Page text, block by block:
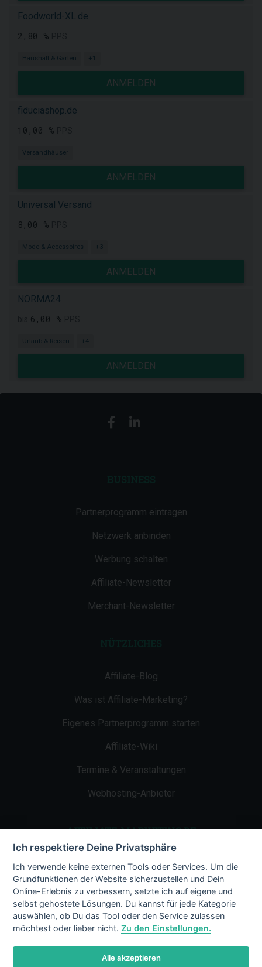
Foodworld-XL.de
2,80 %
Haushalt & Garten +1
ANMELDEN
fiduciashop.de
10,00 %
Versandhäuser
ANMELDEN
Universal Versand
8,00 %
Mode & Accessoires +3
ANMELDEN
NORMA24
6,00 %
Urlaub & Reisen +4
ANMELDEN
Partnerprogramm eintragen
Netzwerk anbinden
Werbung schalten
Affiliate-Newsletter
Merchant-Newsletter
Affiliate-Blog
Was ist Affiliate-Marketing?
Eigenes Partnerprogramm starten
Affiliate-Wiki
Termine & Veranstaltungen
Webhosting-Anbieter
AFFILIATE-MARKETING.DE
Impressum
Kontakt
Datenschutz
Ich respektiere Deine Privatsphäre
Ich verwende keine externen Tools oder Services. Um die
Grundfunktionen der Website sicherzustellen und Dein
Online-Erlebnis zu verbessern, setzte ich auf eigene und
selbst gehostete Lösungen. Du kannst für jede Kategorie
auswählen, ob Du das Tool oder den Service zulassen
möchtest oder lieber nicht.Zu den Einstellungen.
Alle akzeptieren